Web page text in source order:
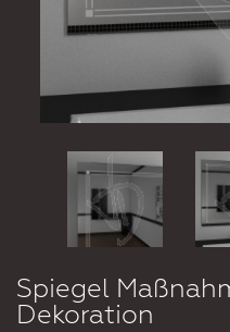
Spiegel
Dekoration